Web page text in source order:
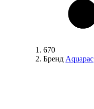
670
Бренд Aquapac